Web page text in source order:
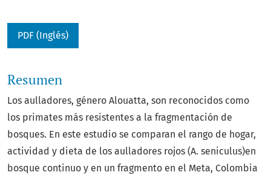
PDF (Inglés)
Resumen
Los aulladores, género Alouatta, son reconocidos como
los primates más resistentes a la fragmentación de
bosques. En este estudio se comparan el rango de hogar,
actividad y dieta de los aulladores rojos (A. seniculus)en
bosque continuo y en un fragmento en el Meta, Colombia